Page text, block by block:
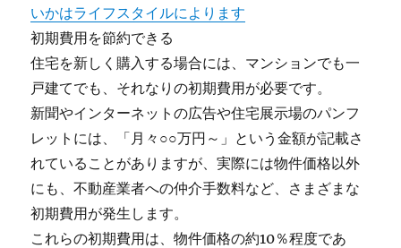
いかはライフスタイルによります
初期費用を節約できる
住宅を新しく購入する場合には、マンションでも一
戸建てでも、それなりの初期費用が必要です。
新聞やインターネットの広告や住宅展示場のパンフ
レットには、「月々○○万円～」という金額が記載さ
れていることがありますが、実際には物件価格以外
にも、不動産業者への仲介手数料など、さまざまな
初期費用が発生します。
これらの初期費用は、物件価格の約10％程度であ